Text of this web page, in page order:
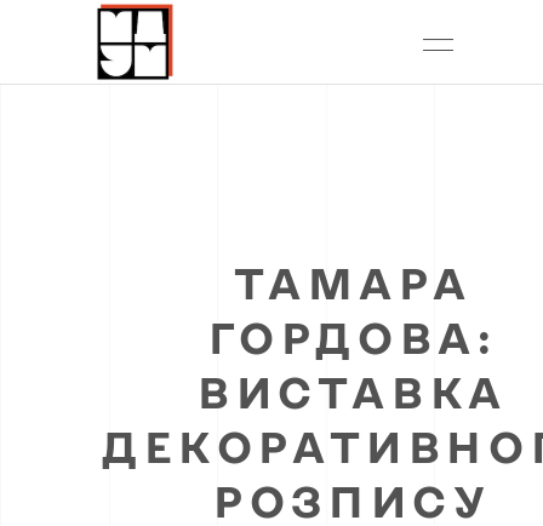
ТАМАРА
ГОРДОВА:
ВИСТАВКА
РОЗПИСУ